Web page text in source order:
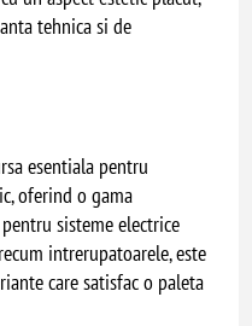
tehnica si de
esentiala pentru
oferind o gama
sisteme electrice
intrerupatoarele, este
care satisfac o paleta